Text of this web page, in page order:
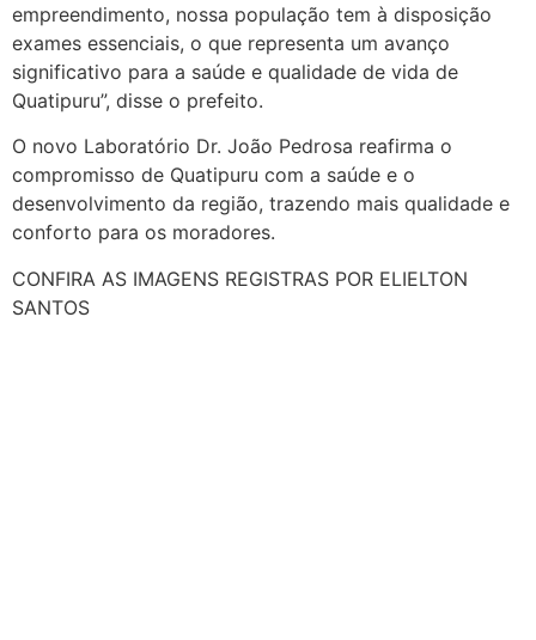
empreendimento, nossa população tem à disposição
exames essenciais, o que representa um avanço
significativo para a saúde e qualidade de vida de
Quatipuru”, disse o prefeito.
O novo Laboratório Dr. João Pedrosa reafirma o
compromisso de Quatipuru com a saúde e o
desenvolvimento da região, trazendo mais qualidade e
conforto para os moradores.
CONFIRA AS IMAGENS REGISTRAS POR ELIELTON
SANTOS